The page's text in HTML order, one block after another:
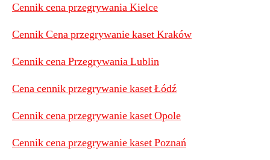
Cennik cena przegrywania Kielce
Cennik Cena przegrywanie kaset Kraków
Cennik cena Przegrywania Lublin
Cena cennik przegrywanie kaset Łódź
Cennik cena przegrywanie kaset Opole
Cennik cena przegrywanie kaset Poznań